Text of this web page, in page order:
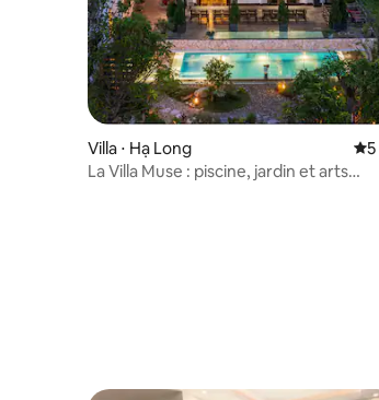
Villa ⋅ Hạ Long
5
La Villa Muse : piscine, jardin et arts